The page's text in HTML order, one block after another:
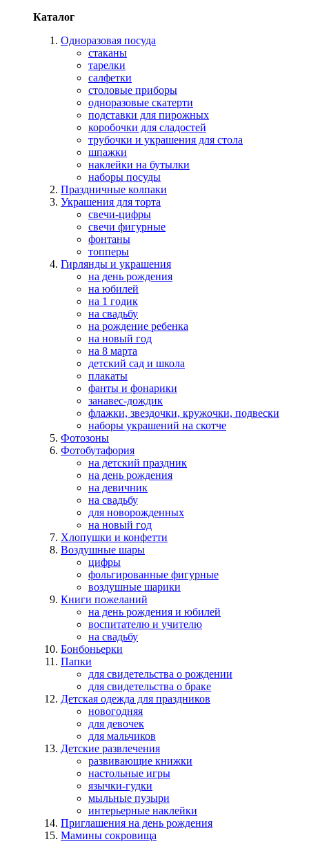
Каталог
Одноразовая посуда
стаканы
тарелки
салфетки
столовые приборы
одноразовые скатерти
подставки для пирожных
коробочки для сладостей
трубочки и украшения для стола
шпажки
наклейки на бутылки
наборы посуды
Праздничные колпаки
Украшения для торта
свечи-цифры
свечи фигурные
фонтаны
топперы
Гирлянды и украшения
на день рождения
на юбилей
на 1 годик
на свадьбу
на рождение ребенка
на новый год
на 8 марта
детский сад и школа
плакаты
фанты и фонарики
занавес-дождик
флажки, звездочки, кружочки, подвески
наборы украшений на скотче
Фотозоны
Фотобутафория
на детский праздник
на день рождения
на девичник
на свадьбу
для новорожденных
на новый год
Хлопушки и конфетти
Воздушные шары
цифры
фольгированные фигурные
воздушные шарики
Книги пожеланий
на день рождения и юбилей
воспитателю и учителю
на свадьбу
Бонбоньерки
Папки
для свидетельства о рождении
для свидетельства о браке
Детская одежда для праздников
новогодняя
для девочек
для мальчиков
Детские развлечения
развивающие книжки
настольные игры
язычки-гудки
мыльные пузыри
интерьерные наклейки
Приглашения на день рождения
Мамины сокровища